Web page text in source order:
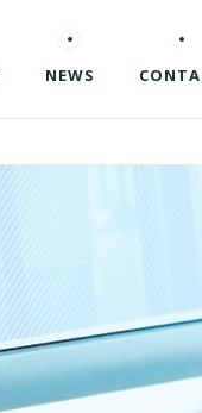
NEWS